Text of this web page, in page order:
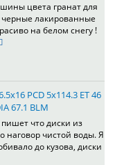
цвета гранат для
лакированные
на белом снегу !
PCD 5x114.3 ET 46
67.1 BLM
пишет что диски из
наговор чистой воды. Я
до кузова, диски